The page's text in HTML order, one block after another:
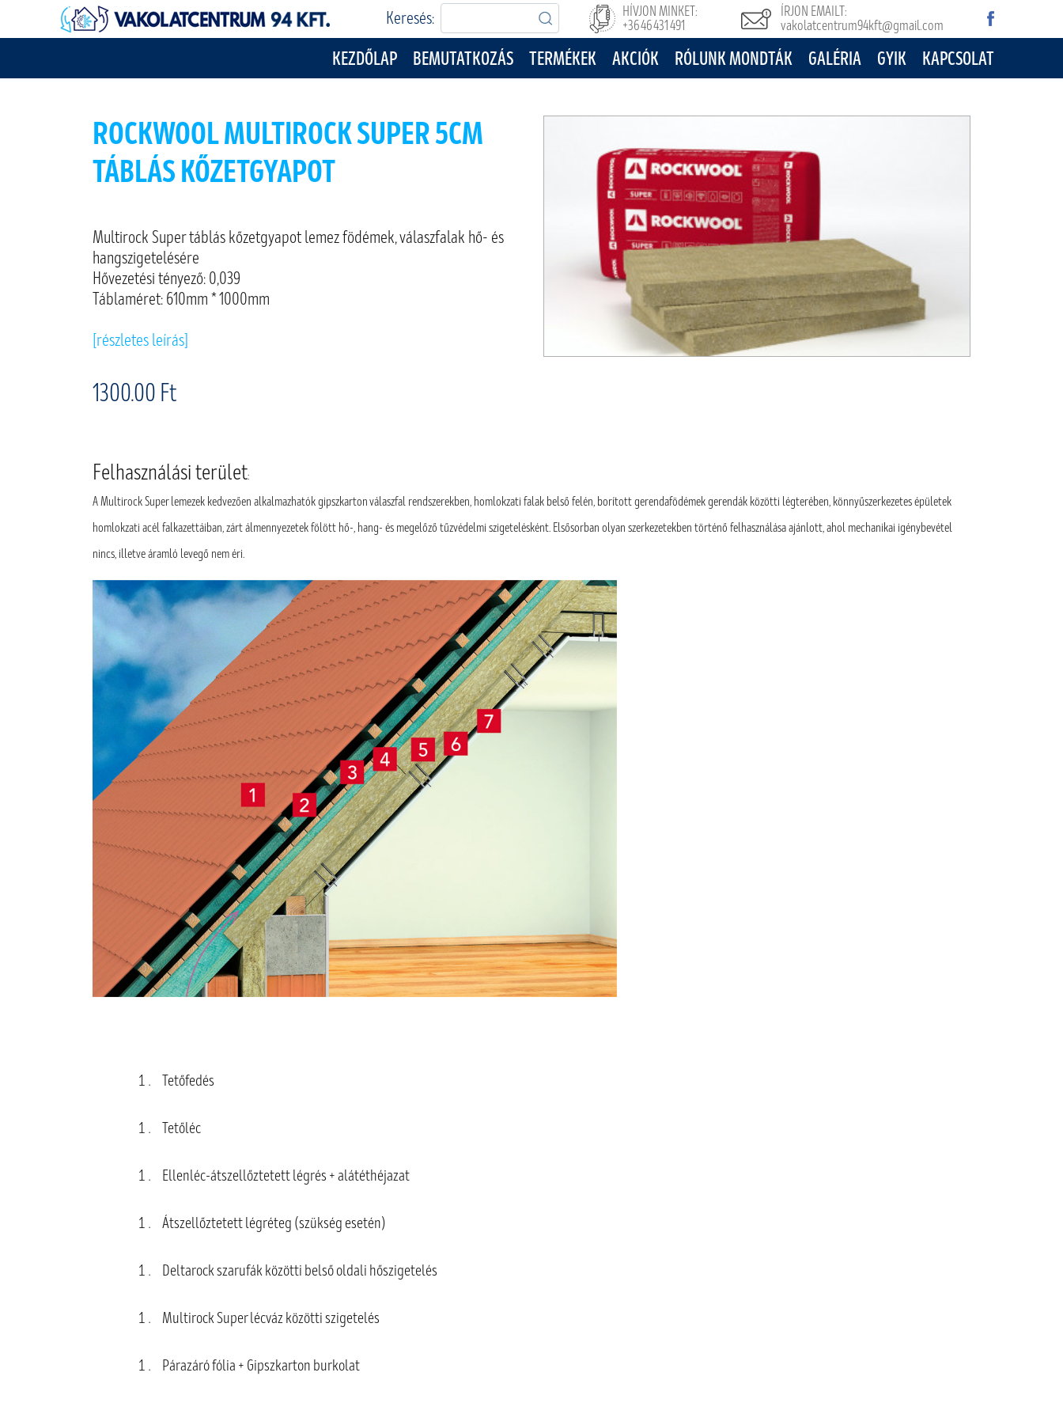
ÍRJON EMAILT:
vakolatcentrum94kft@gmail.com
HÍVJON MINKET:
+36 46 431 491
Keresés:
KEZDŐLAP BEMUTATKOZÁS TERMÉKEK AKCIÓK RÓLUNK MONDTÁK GALÉRIA GYIK KAPCSOLAT
ROCKWOOL MULTIROCK SUPER 5CM
TÁBLÁS KŐZETGYAPOT
Multirock Super táblás kőzetgyapot lemez födémek, válaszfalak hő- és
hangszigetelésére
Hővezetési tényező: 0,039
Táblaméret: 610mm * 1000mm
[részletes leírás]
1300.00 Ft
Felhasználási terület:
A Multirock Super lemezek kedvezően alkalmazhatók gipszkarton válaszfal rendszerekben, homlokzati falak belső felén, borított gerendafödémek gerendák közötti légterében, könnyűszerkezetes épületek
homlokzati acél falkazettáiban, zárt álmennyezetek fölött hő-, hang- és megelőző tűzvédelmi szigetelésként. Elsősorban olyan szerkezetekben történő felhasználása ajánlott, ahol mechanikai igénybevétel
nincs, illetve áramló levegő nem éri.
Tetőfedés
Tetőléc
Ellenléc-átszellőztetett légrés + alátéthéjazat
Átszellőztetett légréteg (szükség esetén)
Deltarock szarufák közötti belső oldali hőszigetelés
Multirock Super lécváz közötti szigetelés
Párazáró fólia + Gipszkarton burkolat